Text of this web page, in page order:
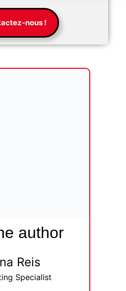
nous !
author
Reis
Specialist